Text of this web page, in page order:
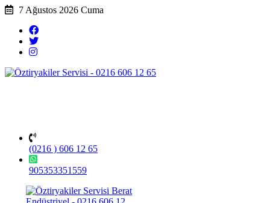
7 Ağustos 2026 Cuma
(0216 ) 606 12 65
905353351559